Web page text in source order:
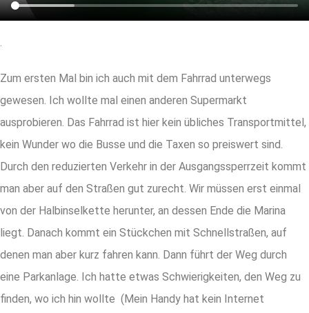
Zum ersten Mal bin ich auch mit dem Fahrrad unterwegs
gewesen. Ich wollte mal einen anderen Supermarkt
ausprobieren. Das Fahrrad ist hier kein übliches Transportmittel,
kein Wunder wo die Busse und die Taxen so preiswert sind.
Durch den reduzierten Verkehr in der Ausgangssperrzeit kommt
man aber auf den Straßen gut zurecht. Wir müssen erst einmal
von der Halbinselkette herunter, an dessen Ende die Marina
liegt. Danach kommt ein Stückchen mit Schnellstraßen, auf
denen man aber kurz fahren kann. Dann führt der Weg durch
eine Parkanlage. Ich hatte etwas Schwierigkeiten, den Weg zu
finden, wo ich hin wollte (Mein Handy hat kein Internet